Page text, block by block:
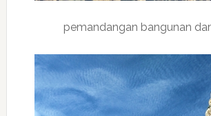
pemandangan bangunan